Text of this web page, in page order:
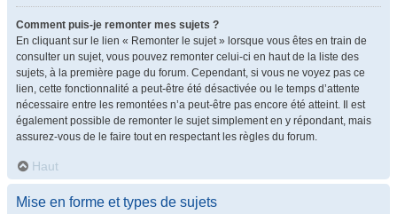
Comment puis-je remonter mes sujets ?
En cliquant sur le lien « Remonter le sujet » lorsque vous êtes en train de
consulter un sujet, vous pouvez remonter celui-ci en haut de la liste des
sujets, à la première page du forum. Cependant, si vous ne voyez pas ce
lien, cette fonctionnalité a peut-être été désactivée ou le temps d’attente
nécessaire entre les remontées n’a peut-être pas encore été atteint. Il est
également possible de remonter le sujet simplement en y répondant, mais
assurez-vous de le faire tout en respectant les règles du forum.
Haut
Mise en forme et types de sujets